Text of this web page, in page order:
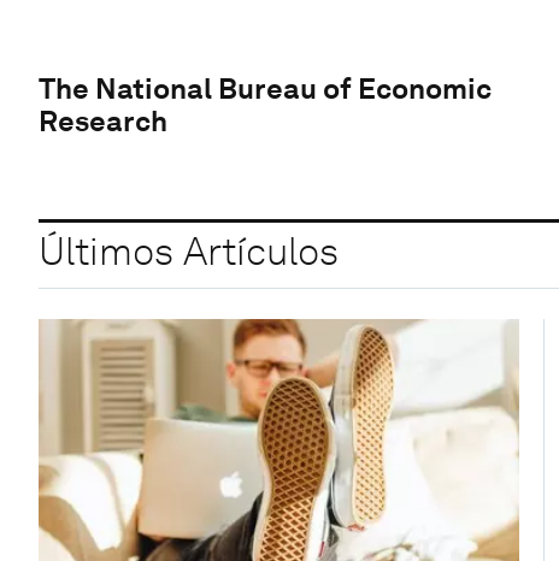
The National Bureau of Economic
Research
Últimos Artículos